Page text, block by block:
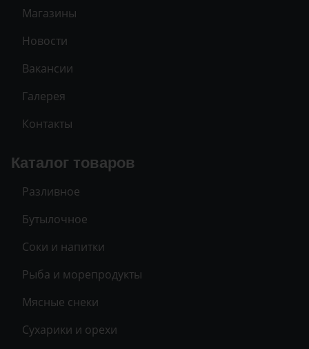
Магазины
Новости
Вакансии
Галерея
Контакты
Каталог товаров
Разливное
Бутылочное
Соки и напитки
Рыба и морепродукты
Мясные снеки
Сухарики и орехи